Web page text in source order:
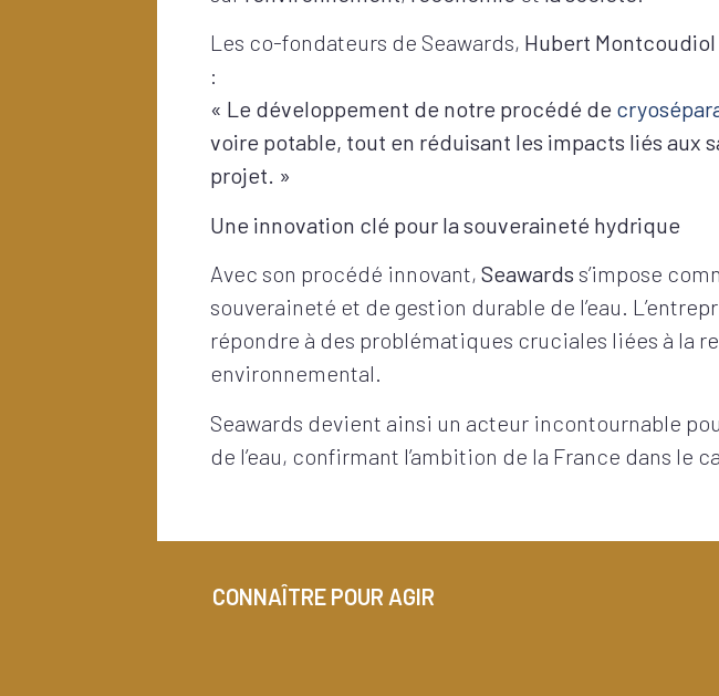
Les co-fondateurs de Seawards, Hubert
:
« Le développement de notre procédé de
voire potable, tout en réduisant les impacts liés aux
projet. »
Une innovation clé pour la souveraineté hydrique
Avec son procédé innovant, Seawards s’impose
souveraineté et de gestion durable de l’eau.
répondre à des problématiques cruciales liées à la
environnemental.
Seawards devient ainsi un acteur incontournable
de l’eau, confirmant l’ambition de la France dans le
CONNAÎTRE POUR AGIR